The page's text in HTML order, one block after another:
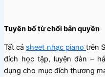
Tuyên bố từ chối bản quyền
Tất cả sheet nhạc pianotrên
đích học tập, luyện đàn –
dụng cho mục đích thương